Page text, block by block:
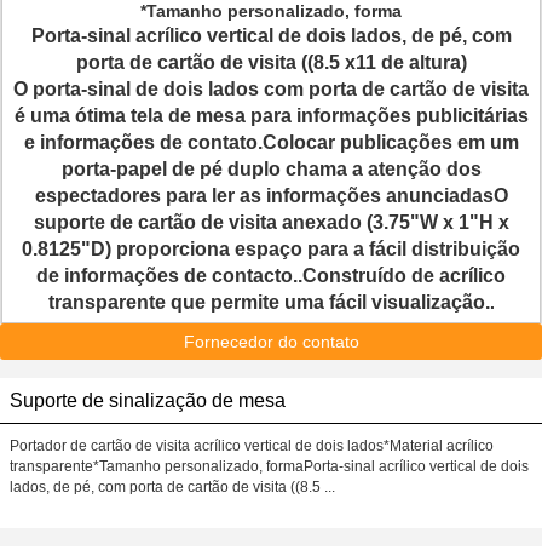
*Tamanho personalizado, forma
Porta-sinal acrílico vertical de dois lados, de pé, com
porta de cartão de visita ((8.5 x11 de altura)
O porta-sinal de dois lados com porta de cartão de visita
é uma ótima tela de mesa para informações publicitárias
e informações de contato.Colocar publicações em um
porta-papel de pé duplo chama a atenção dos
espectadores para ler as informações anunciadasO
suporte de cartão de visita anexado (3.75"W x 1"H x
0.8125"D) proporciona espaço para a fácil distribuição
de informações de contacto..Construído de acrílico
transparente que permite uma fácil visualização..
Fornecedor do contato
Suporte de sinalização de mesa
Portador de cartão de visita acrílico vertical de dois lados*Material acrílico
transparente*Tamanho personalizado, formaPorta-sinal acrílico vertical de dois
lados, de pé, com porta de cartão de visita ((8.5 ...